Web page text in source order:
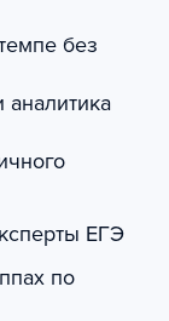
без
ЕГЭ
по